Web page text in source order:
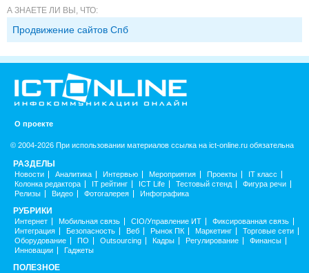
А ЗНАЕТЕ ЛИ ВЫ, ЧТО:
Продвижение сайтов Спб
О проекте
© 2004-2026 При использовании материалов ссылка на ict-online.ru обязательна
РАЗДЕЛЫ
Новости Аналитика Интервью Мероприятия Проекты
IT класс
Колонка редактора
IT рейтинг ICT Life Тестовый стенд
Фигура речи
Релизы
Видео Фотогалерея Инфографика
РУБРИКИ
Интернет Мобильная связь CIO/Управление ИТ
Фиксированная связь
Интеграция
Безопасность Веб Рынок ПК Маркетинг
Торговые сети
Оборудование
ПО Outsourcing Кадры Регулирование
Финансы
Инновации
Гаджеты
ПОЛЕЗНОЕ